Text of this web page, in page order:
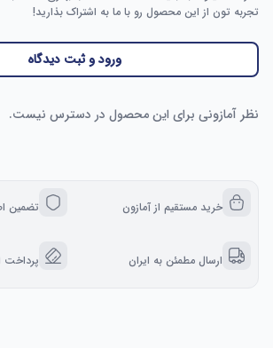
تجربه تون از این محصول رو با ما به اشتراک بذارید!
ورود و ثبت دیدگاه
نظر آمازونی برای این محصول در دسترس نیست.
خرید مستقیم از آمازون تضمین
ارسال مطمئن به ایران پرداخت